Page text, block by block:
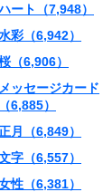
ート（7,948）
彩（6,942）
（6,906）
メッセージカード
（6,885）
月（6,849）
字（6,557）
性（6,381）